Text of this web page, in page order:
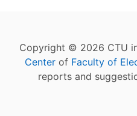
Copyright © 2026 CTU
Center of Faculty of
reports and